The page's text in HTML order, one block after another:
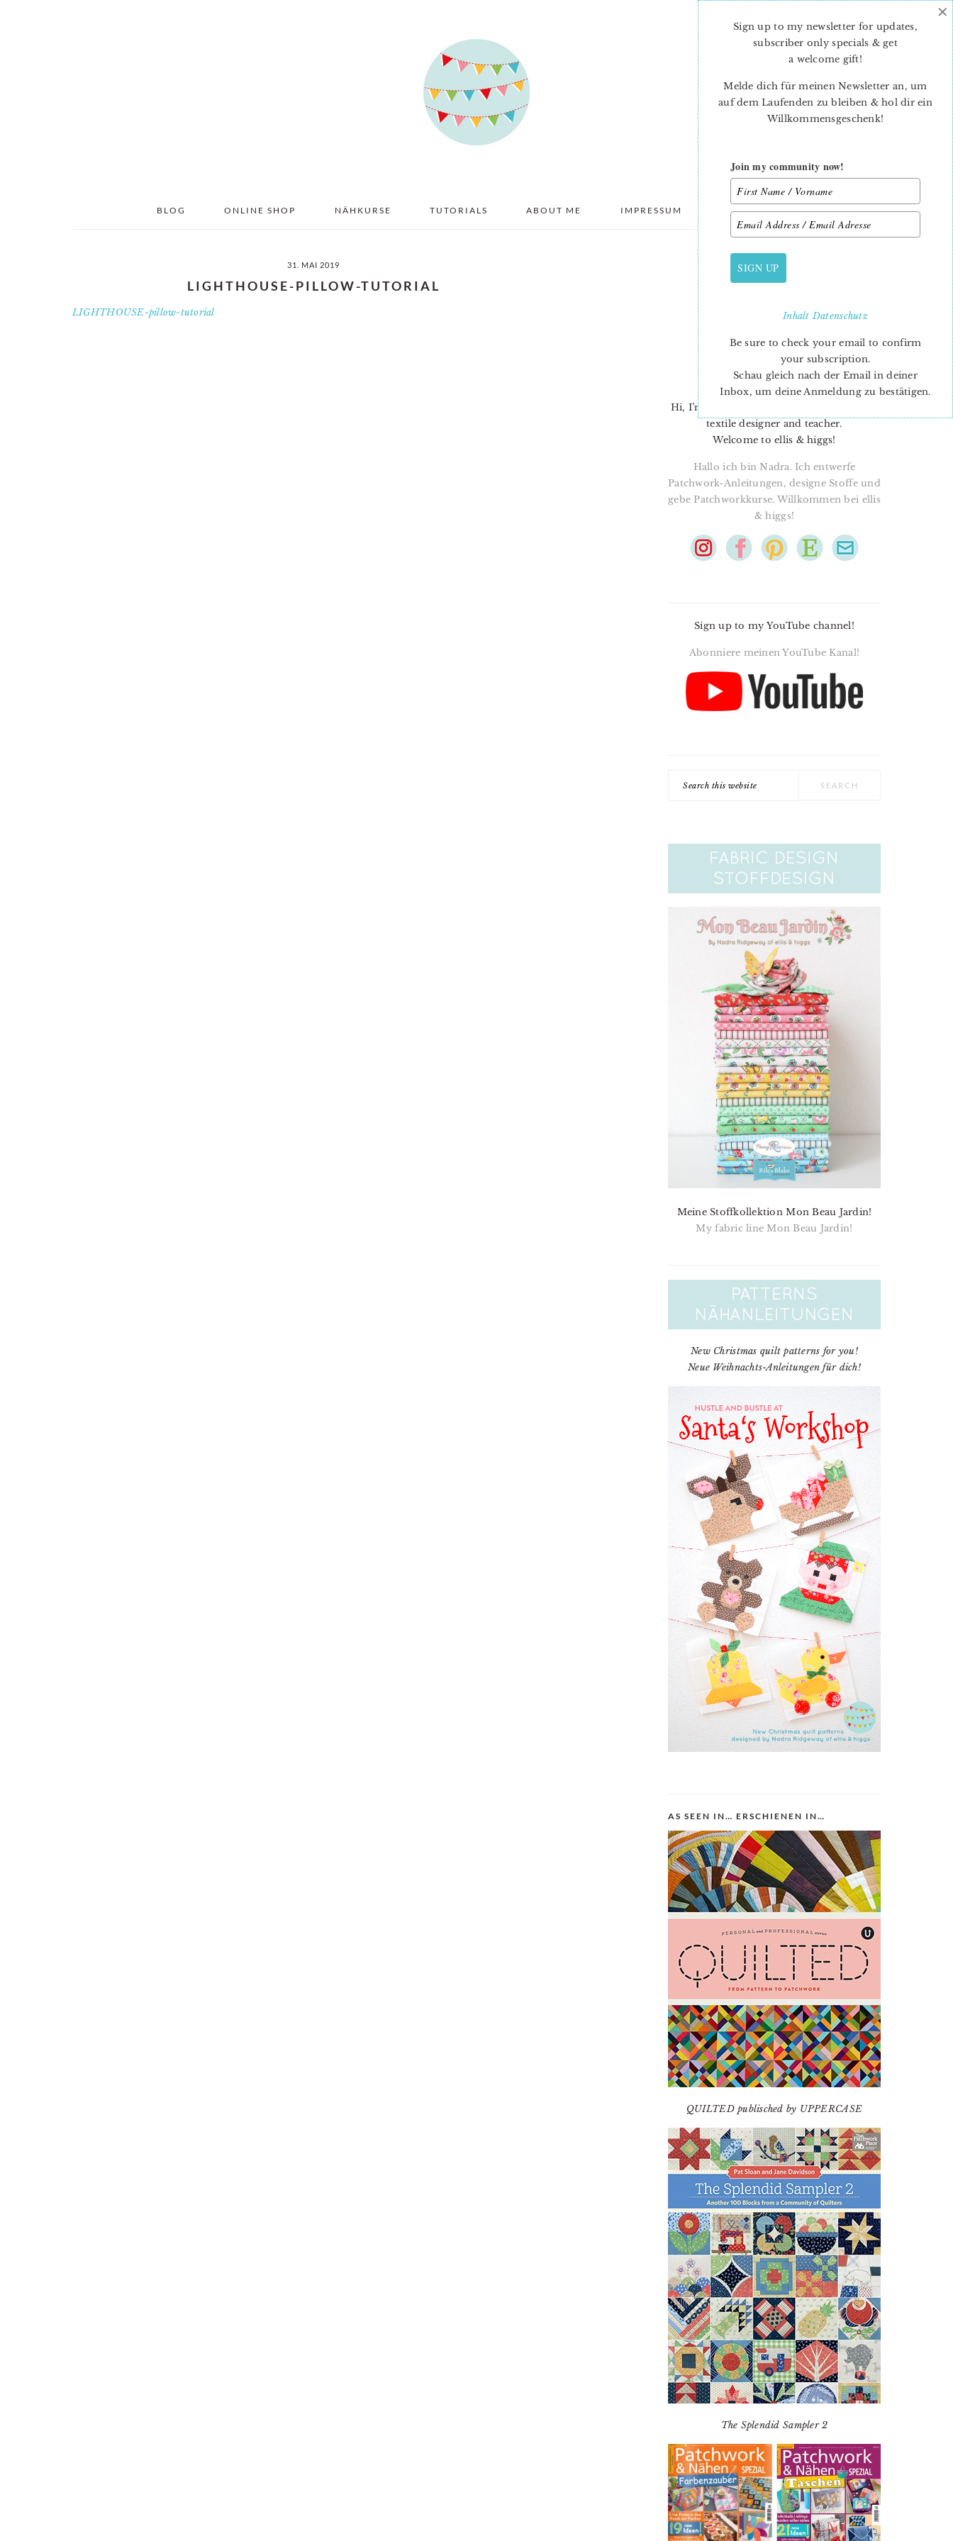
BLOG ONLINE SHOP NÄHKURSE TUTORIALS ABOUT ME IMPRESSUM DATENSCHUTZ
31. MAI 2019
LIGHTHOUSE-PILLOW-TUTORIAL
LIGHTHOUSE-pillow-tutorial
PRIMARY
SIDEBAR
Hi, I’m Nadra. I’m a quilt pattern designer,
textile designer and teacher.
Welcome to ellis & higgs!
Hallo ich bin Nadra. Ich entwerfe
Patchwork-Anleitungen, designe Stoffe und
gebe Patchworkkurse. Willkommen bei ellis
& higgs!
Sign up to my YouTube channel!
Abonniere meinen YouTube Kanal!
Meine Stoffkollektion Mon Beau Jardin!
My fabric line Mon Beau Jardin!
New Christmas quilt patterns for you!
Neue Weihnachts-Anleitungen für dich!
AS SEEN IN… ERSCHIENEN IN…
QUILTED publisched by UPPERCASE
The Splendid Sampler 2
Sign up to my newsletter for updates,
subscriber only specials & get
a welcome gift!
Melde dich für meinen Newsletter an, um
auf dem Laufenden zu bleiben & hol dir ein
Willkommensgeschenk!
Join my community now!
SIGN UP
InhaltDatenschutz
Be sure to check your email to confirm
your subscription.
Schau gleich nach der Email in deiner
Inbox, um deine Anmeldung zu bestätigen.
×